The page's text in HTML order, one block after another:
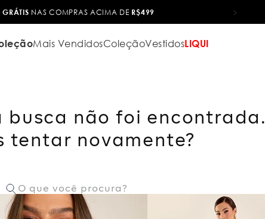
GRÁTIS NAS COMPRAS ACIMA DE R$499
Mais VendidosColeçãoVestidosLIQUI
busca não foi encontrada.
tentar novamente?